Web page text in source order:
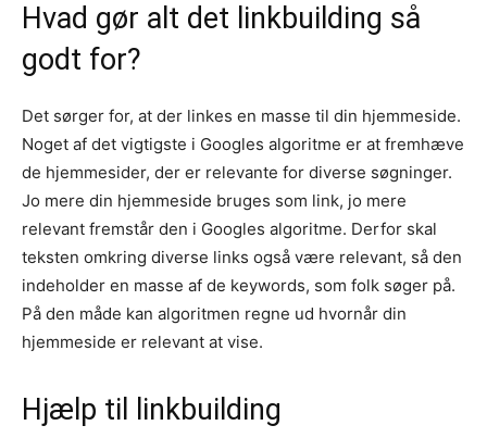
Hvad gør alt det linkbuilding så
godt for?
Det sørger for, at der linkes en masse til din hjemmeside.
Noget af det vigtigste i Googles algoritme er at fremhæve
de hjemmesider, der er relevante for diverse søgninger.
Jo mere din hjemmeside bruges som link, jo mere
relevant fremstår den i Googles algoritme. Derfor skal
teksten omkring diverse links også være relevant, så den
indeholder en masse af de keywords, som folk søger på.
På den måde kan algoritmen regne ud hvornår din
hjemmeside er relevant at vise.
Hjælp til linkbuilding